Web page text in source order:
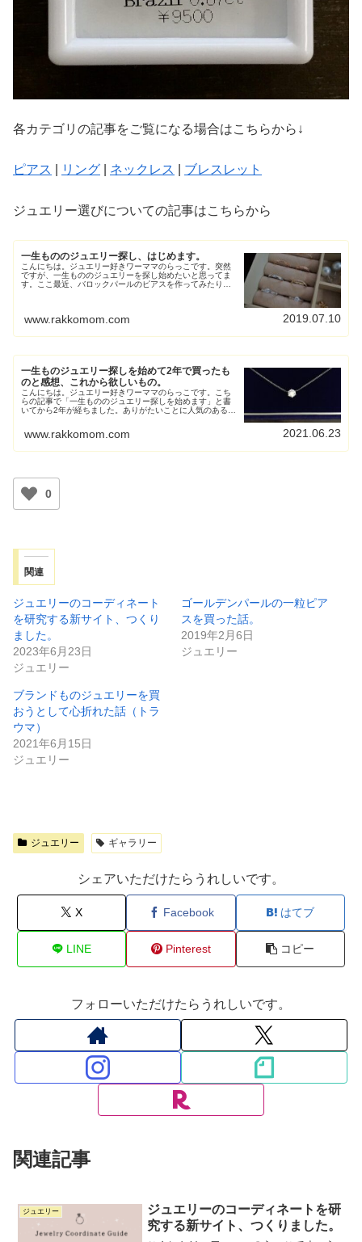
各カテゴリの記事をご覧になる場合はこちらから↓
ピアス リング ネックレス ブレスレット
ジュエリー選びについての記事はこちらから
一生もののジュエリー探し、はじめます。
こんにちは。ジュエリー好きワーママのらっこです。突然
ですが、一生もののジュエリーを探し始めたいと思ってま
す。ここ最近、バロックパールのピアスを作ってみたり、
www.rakkomom.com 2019.07.10
一生ものジュエリー探しを始めて2年で買ったも
のと感想、これから欲しいもの。
こんにちは。ジュエリー好きワーママのらっこです。こち
らの記事で「一生もののジュエリー探しを始めます」と書
いてから2年が経ちました。ありがたいことに人気のある記
な？と感じている次第です。そこ...
www.rakkomom.com 2021.06.23
0
関連
ジュエリーのコーディネート
を研究する新サイト、つくり
ました。
2023年6月23日
ジュエリー
ゴールデンパールの一粒ピア
スを買った話。
2019年2月6日
ジュエリー
ブランドものジュエリーを買
おうとして心折れた話（トラ
ウマ）
2021年6月15日
ジュエリー
ジュエリー ギャラリー
シェアいただけたらうれしいです。
X Facebook はてブ
LINE Pinterest コピー
フォローいただけたらうれしいです。
関連記事
ジュエリー
ジュエリーのコーディネートを研
究する新サイト、つくりました。